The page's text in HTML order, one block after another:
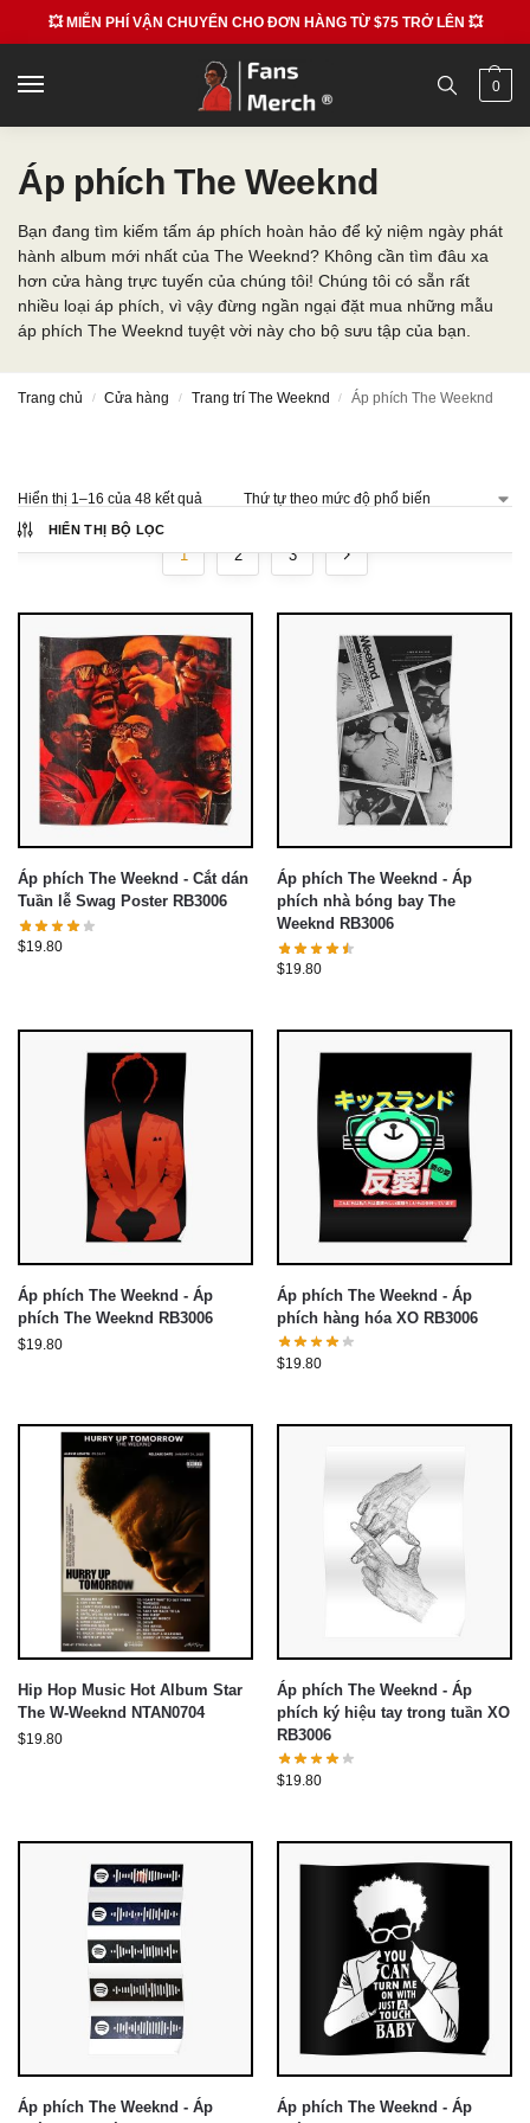
💥 MIỄN PHÍ VẬN CHUYỂN CHO ĐƠN HÀNG TỪ $75 TRỞ LÊN 💥
0
Áp phích The Weeknd
Bạn đang tìm kiếm tấm áp phích hoàn hảo để kỷ niệm ngày phát
hành album mới nhất của The Weeknd? Không cần tìm đâu xa
hơn cửa hàng trực tuyến của chúng tôi! Chúng tôi có sẵn rất
nhiều loại áp phích, vì vậy đừng ngần ngại đặt mua những mẫu
áp phích The Weeknd tuyệt vời này cho bộ sưu tập của bạn.
Trang chủ / Cửa hàng / Trang trí The Weeknd / Áp phích The Weeknd
HIỂN THỊ BỘ LỌC
Hiển thị 1–16 của 48 kết quả
1 2 3
Áp phích The Weeknd - Cắt dán
Tuần lễ Swag Poster RB3006
$19.80
Áp phích The Weeknd - Áp
phích nhà bóng bay The
Weeknd RB3006
$19.80
Áp phích The Weeknd - Áp
phích The Weeknd RB3006
$19.80
Áp phích The Weeknd - Áp
phích hàng hóa XO RB3006
$19.80
Hip Hop Music Hot Album Star
The W-Weeknd NTAN0704
$19.80
Áp phích The Weeknd - Áp
phích ký hiệu tay trong tuần XO
RB3006
$19.80
Áp phích The Weeknd - Áp
Áp phích The Weeknd - Áp